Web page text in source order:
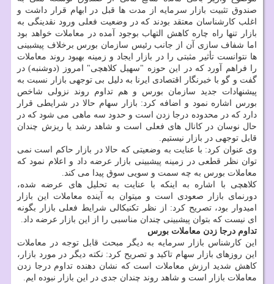
صندوق تثبیت بازار سرمایه از مدت ها قبل در ابهام قرار داشت و
اغلب کارشناسان معتقد بودند که در وضعیت فعلی ورود نقدینگی به
بازار تنها راه چاره کاهش التهاب بوجود آمده در معاملات خواهد بود
اما شفاف سازی آن از جانب رئیس سازمان بورس برخلاف پیشبینی
ها نتوانست تأثیر مثبتی را در بازار ایجاد و زمینه بهبود روند معاملات
را فراهم آورد که در این حوزه "سهیل کلاهچی" امروز (دوشنبه) در
گفت و گو با خبرنگار اقتصادی ایرنا به دلیل بی توجهی بازار نسبت به
پیشنهادات جدید سازمان بورس و هم تداوم روند نزولی شاخص
بورس اشاره نمود و اضافه کرد: بازار سهام حالا در شرایطی قرار
دارد که در محدوده درجا زدن است و حدود سه ماهی می شود که در
حال نوسان در کانال های فعلی است و شاهد رشد یا ریزش چندان
قابل توجهی در بازار نیستیم.
وی عنوان کرد: با عنایت به وضعیتی که حالا در بازار حاکم است نمی
توان نظر قطعی در زمینه پیشبینی بازار عرضه داد و اعلام نمود که
معاملات بورس به چه سمت و سویی سوق پیدا می کند.
کلاهچی با اشاره به اینکه با عنایت به تحلیل های عرضه شده،
دورنمای بازار صعودی است و میتوان به آینده معاملات این بازار
امیدوار بود، تصریح کرد: از نظر تکنیکالی شرایط فعلی بازار بگونه
ای نیست که بتوان پیشبینی چندان مناسبی را از این بازار عرضه داد.
تداوم درجا زدن معاملات بورس
این کارشناس بازار سرمایه به دیگر مبحث قابل توجه در معاملات
این روزهای بازار سهام تاکید و تصریح کرد: نکته دیگر در مورد بازار،
کاهش شدید ارزش معاملات است که نشان دهنده تداوم درجا زدن
معاملات بازار است و شاهد روند چندان جدی در این بازار نبوده ایم.